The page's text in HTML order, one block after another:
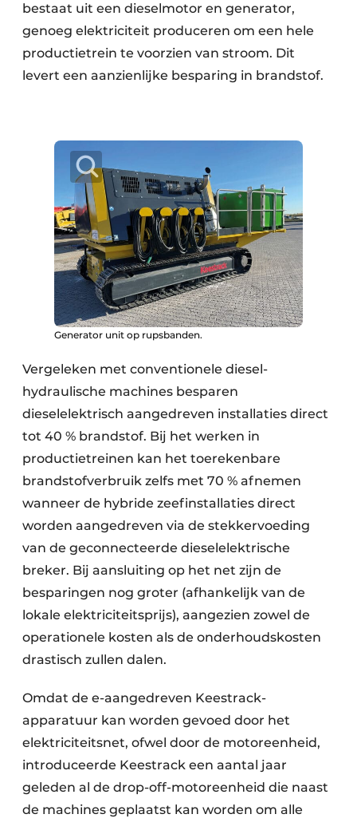
bestaat uit een dieselmotor en generator,
genoeg elektriciteit produceren om een hele
productietrein te voorzien van stroom. Dit
levert een aanzienlijke besparing in brandstof.
Generator unit op rupsbanden.
Vergeleken met conventionele diesel-
hydraulische machines besparen
dieselelektrisch aangedreven installaties direct
tot 40 % brandstof. Bij het werken in
productietreinen kan het toerekenbare
brandstofverbruik zelfs met 70 % afnemen
wanneer de hybride zeefinstallaties direct
worden aangedreven via de stekkervoeding
van de geconnecteerde dieselelektrische
breker. Bij aansluiting op het net zijn de
besparingen nog groter (afhankelijk van de
lokale elektriciteitsprijs), aangezien zowel de
operationele kosten als de onderhoudskosten
drastisch zullen dalen.
Omdat de e-aangedreven Keestrack-
apparatuur kan worden gevoed door het
elektriciteitsnet, ofwel door de motoreenheid,
introduceerde Keestrack een aantal jaar
geleden al de drop-off-motoreenheid die naast
de machines geplaatst kan worden om alle